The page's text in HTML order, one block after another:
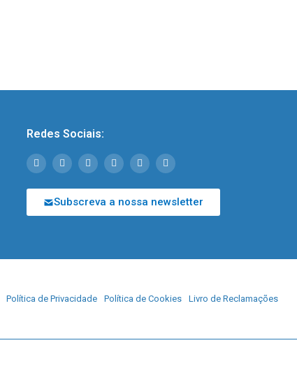
Redes Sociais:
Subscreva a nossa newsletter
Política de Privacidade Política de Cookies Livro de Reclamações